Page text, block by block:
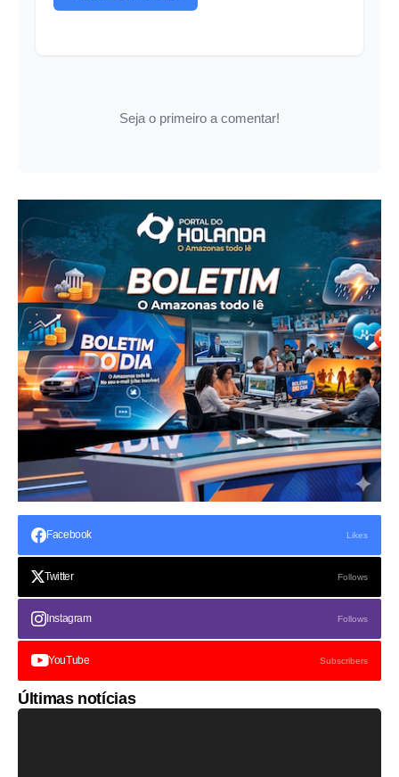
Seja o primeiro a comentar!
Facebook Likes
Twitter Follows
Instagram Follows
YouTube Subscribers
Últimas notícias